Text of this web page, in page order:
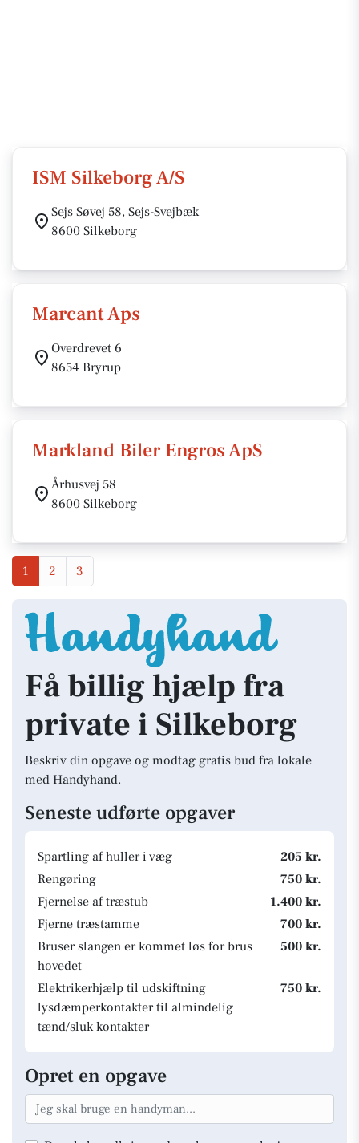
ISM Silkeborg A/S
Sejs Søvej 58, Sejs-Svejbæk
8600 Silkeborg
Marcant Aps
Overdrevet 6
8654 Bryrup
Markland Biler Engros ApS
Århusvej 58
8600 Silkeborg
1 2 3
Få billig hjælp fra
private i Silkeborg
Beskriv din opgave og modtag gratis bud fra lokale
med Handyhand.
Seneste udførte opgaver
Spartling af huller i væg
205 kr.
Rengøring
750 kr.
Fjernelse af træstub
1.400 kr.
Fjerne træstamme
700 kr.
Bruser slangen er kommet løs for brus
hovedet
500 kr.
Elektrikerhjælp til udskiftning
lysdæmperkontakter til almindelig
tænd/sluk kontakter
750 kr.
Opret en opgave